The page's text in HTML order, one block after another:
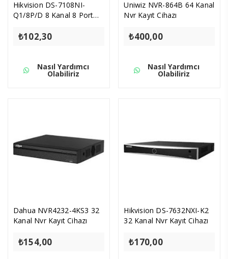
Hikvision DS-7108NI-
Q1/8P/D 8 Kanal 8 Port
₺102,30
Nasıl Yardımcı
Olabiliriz
Uniwiz NVR-864B 64 Kanal
Nvr Kayıt Cihazı
₺400,00
Nasıl Yardımcı
Olabiliriz
Dahua NVR4232-4KS3 32
Kanal Nvr Kayıt Cihazı
₺154,00
Hikvision DS-7632NXI-K2
32 Kanal Nvr Kayıt Cihazı
₺170,00